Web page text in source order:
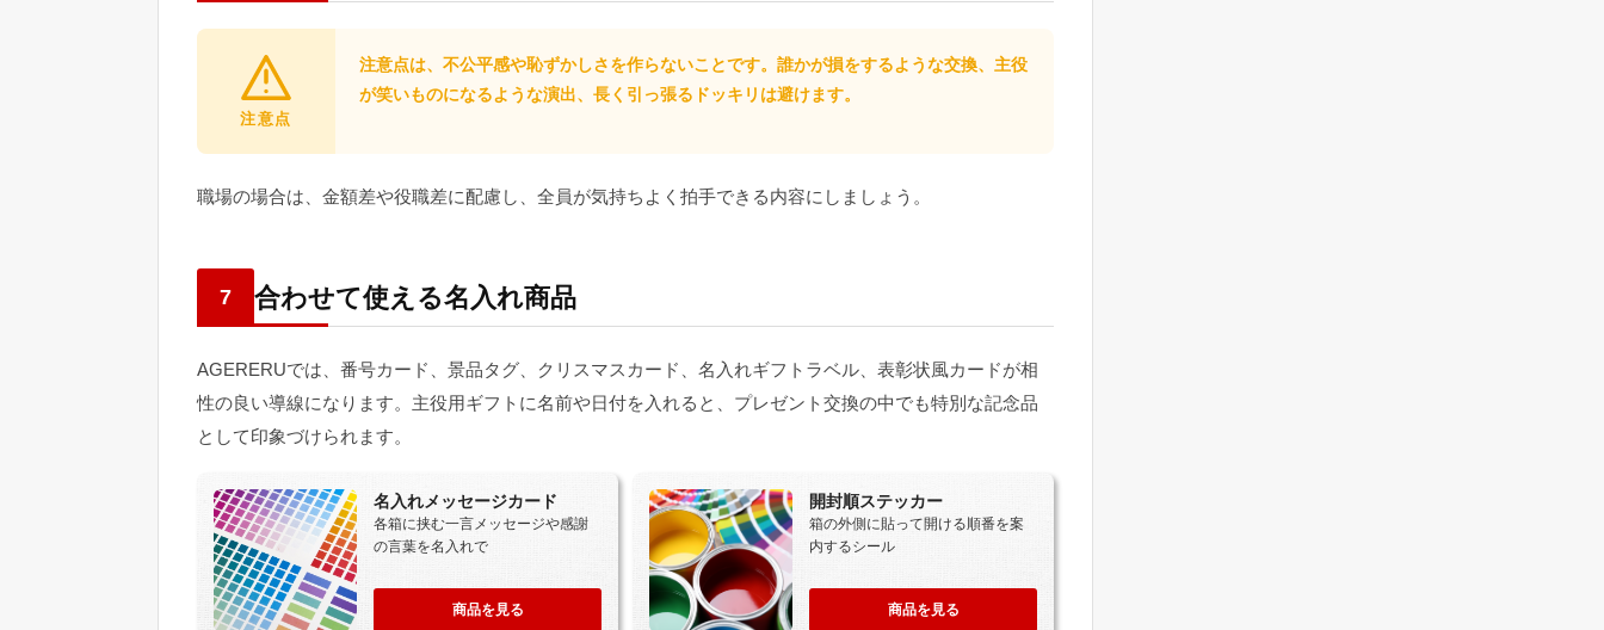
注意点
注意点は、不公平感や恥ずかしさを作らないことです。誰かが損をするような交換、主役
が笑いものになるような演出、長く引っ張るドッキリは避けます。
職場の場合は、金額差や役職差に配慮し、全員が気持ちよく拍手できる内容にしましょう。
7 合わせて使える名入れ商品
AGERERUでは、番号カード、景品タグ、クリスマスカード、名入れギフトラベル、表彰状風カードが相
性の良い導線になります。主役用ギフトに名前や日付を入れると、プレゼント交換の中でも特別な記念品
として印象づけられます。
名入れメッセージカード
各箱に挟む一言メッセージや感謝
の言葉を名入れで
商品を見る
開封順ステッカー
箱の外側に貼って開ける順番を案
内するシール
商品を見る